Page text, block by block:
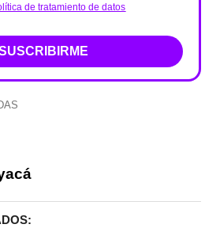
de tratamiento de datos